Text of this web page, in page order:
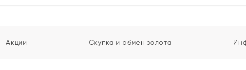
Акции Скупка и обмен золота